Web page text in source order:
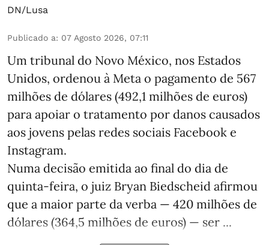
DN/Lusa
Publicado a: 07 Agosto 2026, 07:11
Um tribunal do Novo México, nos Estados
Unidos, ordenou à Meta o pagamento de 567
milhões de dólares (492,1 milhões de euros)
para apoiar o tratamento por danos causados
aos jovens pelas redes sociais Facebook e
Instagram.
Numa decisão emitida ao final do dia de
quinta-feira, o juiz Bryan Biedscheid afirmou
que a maior parte da verba — 420 milhões de
dólares (364,5 milhões de euros) — ser ...